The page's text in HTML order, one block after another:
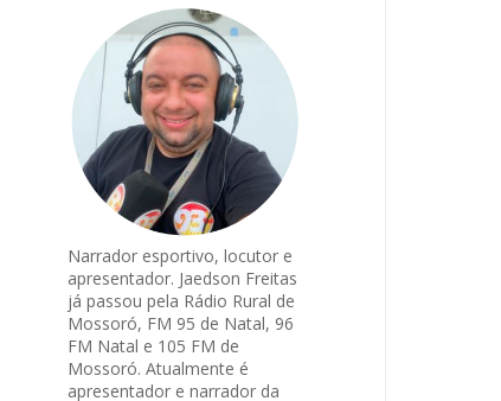
Narrador esportivo, locutor e
apresentador. Jaedson Freitas
já passou pela Rádio Rural de
Mossoró, FM 95 de Natal, 96
FM Natal e 105 FM de
Mossoró. Atualmente é
apresentador e narrador da